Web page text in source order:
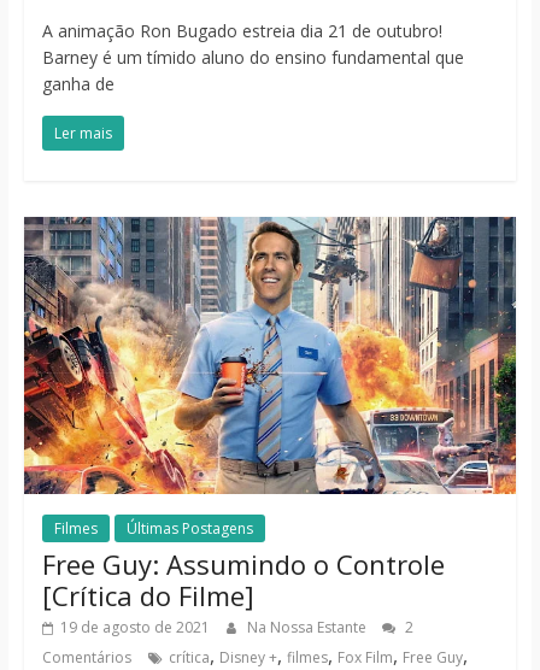
A animação Ron Bugado estreia dia 21 de outubro!
Barney é um tímido aluno do ensino fundamental que
ganha de
Ler mais
Filmes Últimas Postagens
Free Guy: Assumindo o Controle
[Crítica do Filme]
19 de agosto de 2021 Na Nossa Estante
2
Comentários
crítica, Disney +, filmes, Fox Film, Free Guy,